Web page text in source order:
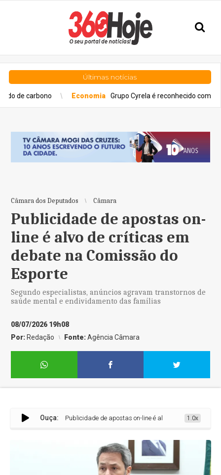
Últimas notícias
Economia Grupo Cyrela é reconhecido como Empresa Pró-
Câmara dos Deputados Câmara
Publicidade de apostas on-
line é alvo de críticas em
debate na Comissão do
Esporte
Segundo especialistas, anúncios agravam transtornos de
saúde mental e endividamento das famílias
08/07/2026 19h08
Por: Redação Fonte:Agência Câmara
Ouça:Publicidade de apostas on-line é alvo de críticas em debate
1.0x